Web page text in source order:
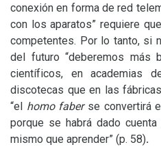
conexión en forma de red
con los aparatos” requiere
competentes. Por lo tanto, si
del futuro “deberemos más
científicos, en academias
discotecas que en las
“el homo faberse convertirá
porque se habrá dado
mismo que aprender” (p. 58).